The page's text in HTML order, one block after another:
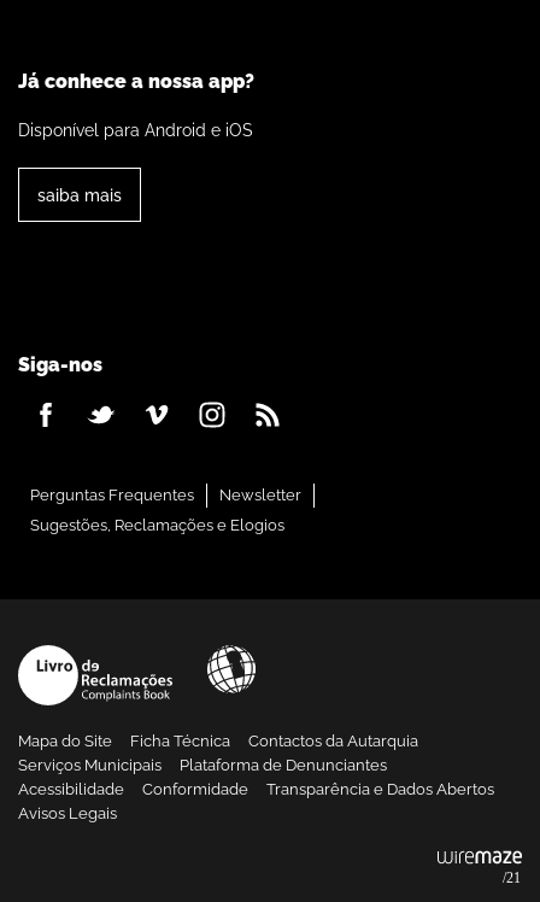
Já conhece a nossa app?
Disponível para Android e iOS
saiba mais
Siga-nos
Perguntas Frequentes
Newsletter
Sugestões, Reclamações e Elogios
Mapa do Site Ficha Técnica
Contactos da Autarquia
Serviços Municipais
Plataforma de Denunciantes
Acessibilidade
Conformidade
Transparência e Dados Abertos
Avisos Legais